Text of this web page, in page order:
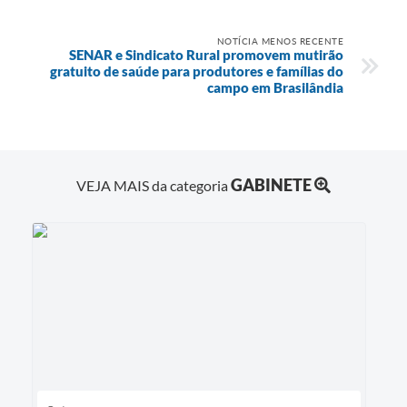
NOTÍCIA MENOS RECENTE
SENAR e Sindicato Rural promovem mutirão
gratuito de saúde para produtores e famílias do
campo em Brasilândia
VEJA MAIS da categoriaGABINETE